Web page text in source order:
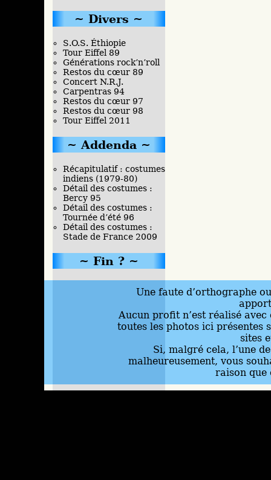
Divers
S.O.S. Éthiopie
Tour Eiffel 89
Générations rock’n’roll
Restos du cœur 89
Concert N.R.J.
Carpentras 94
Restos du cœur 97
Restos du cœur 98
Tour Eiffel 2011
Addenda
Récapitulatif : costumes
indiens (1979-80)
Détail des costumes :
Bercy 95
Détail des costumes :
Tournée d’été 96
Détail des costumes :
Stade de France 2009
Fin ?
Une faute d’orthographe
Aucun profit n’est réalisé
toutes les photos ici présentes
sites
Si, malgré cela, l’une
malheureusement, vous
raison que